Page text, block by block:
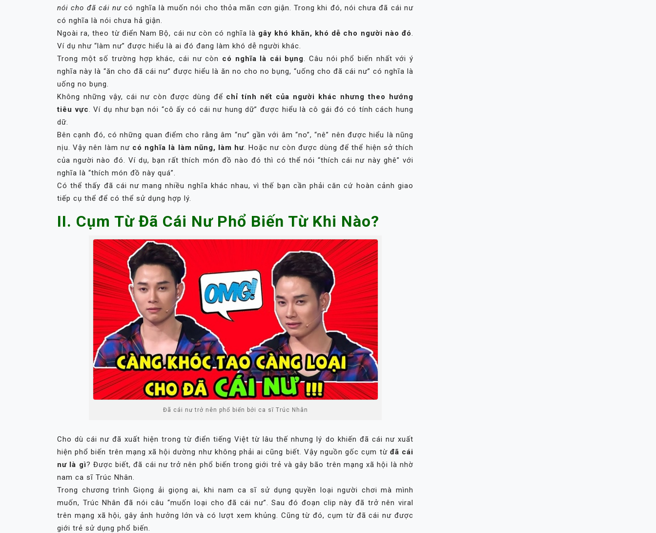
nói cho đã cái nư có nghĩa là muốn nói cho thỏa mãn cơn giận. Trong khi đó, nói chưa đã cái nư
có nghĩa là nói chưa hả giận.
Ngoài ra, theo từ điển Nam Bộ, cái nư còn có nghĩa là gây khó khăn, khó dễ cho người nào đó
Ví dụ như “làm nư” được hiểu là ai đó đang làm khó dễ người khác.
Trong một số trường hợp khác, cái nư còn có nghĩa là cái bụng . Câu nói phổ biến nhất với ý
nghĩa này là “ăn cho đã cái nư” được hiểu là ăn no cho no bụng, “uống cho đã cái nư” có nghĩa là
uống no bụng.
Không những vậy, cái nư còn được dùng để chỉ tính nết của người khác nhưng theo hướng
tiêu vực . Ví dụ như bạn nói “cô ấy có cái nư hung dữ” được hiểu là cô gái đó có tính cách hung
dữ.
Bên cạnh đó, có những quan điểm cho rằng âm “nư” gần với âm “no”, “nê” nên được hiểu là nũng
nịu. Vậy nên làm nư có nghĩa là làm nũng, làm hư . Hoặc nư còn được dùng để thể hiện sở thích
của người nào đó. Ví dụ, bạn rất thích món đồ nào đó thì có thể nói “thích cái nư này ghê” với
nghĩa là “thích món đồ này quá”.
Có thể thấy đã cái nư mang nhiều nghĩa khác nhau, vì thế bạn cần phải căn cứ hoàn cảnh giao
tiếp cụ thể để có thể sử dụng hợp lý.
II. Cụm Từ Đã Cái Nư Phổ Biến Từ Khi Nào?
Đã cái nư trở nên phổ biến bởi ca sĩ Trúc Nhân
Cho dù cái nư đã xuất hiện trong từ điển tiếng Việt từ lâu thế nhưng lý do khiến đã cái nư xuất
hiện phổ biến trên mạng xã hội dường như không phải ai cũng biết. Vậy nguồn gốc cụm từ đã cái
nư là gì? Được biết, đã cái nư trở nên phổ biến trong giới trẻ và gây bão trên mạng xã hội là nhờ
nam ca sĩ Trúc Nhân.
Trong chương trình Giọng ải giọng ai, khi nam ca sĩ sử dụng quyền loại người chơi mà mình
muốn, Trúc Nhân đã nói câu “muốn loại cho đã cái nư”. Sau đó đoạn clip này đã trở nên viral
trên mạng xã hội, gây ảnh hưởng lớn và có lượt xem khủng. Cũng từ đó, cụm từ đã cái nư được
giới trẻ sử dụng phổ biến.